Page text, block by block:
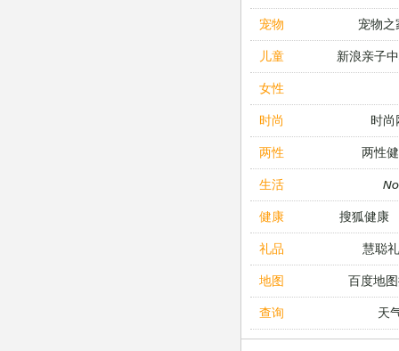
宠物 宠物之
儿童 新浪亲子
女性
时尚 时尚
两性 两性
生活
健康 搜狐健康
礼品 慧聪
地图 百度地
查询 天